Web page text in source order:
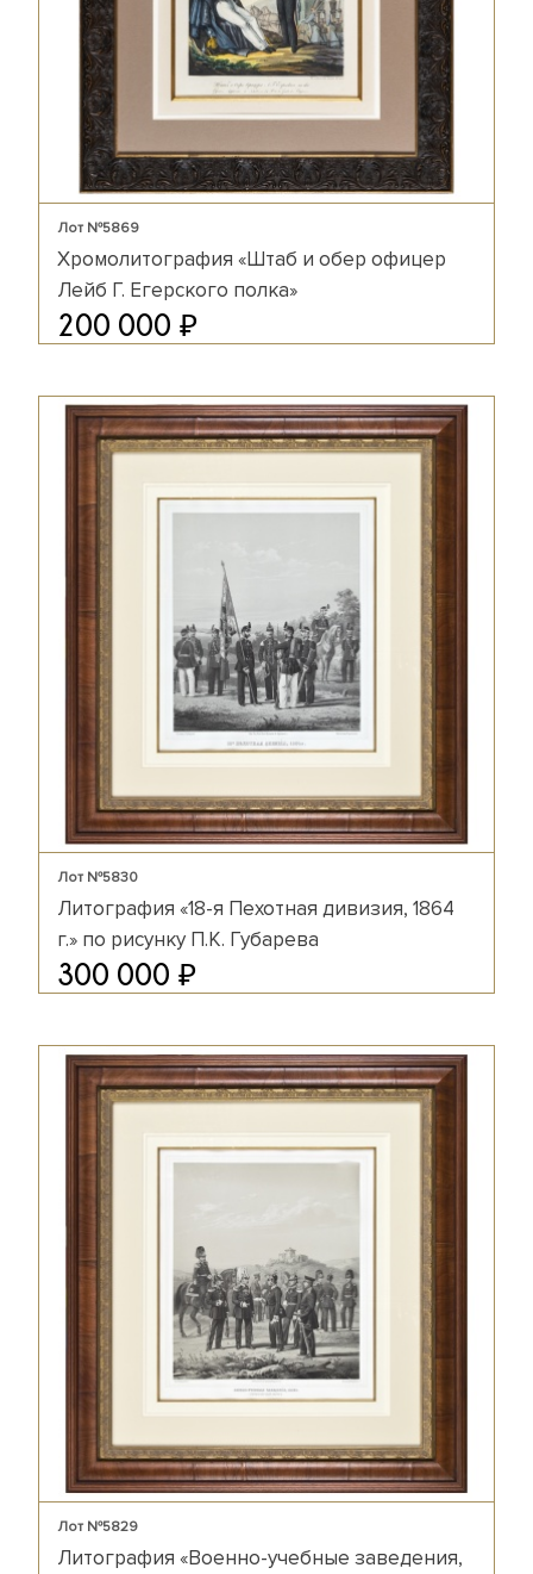
Лот №5869
Хромолитография «Штаб и обер офицер
Лейб Г. Егерского полка»
200 000 ₽
Лот №5830
Литография «18-я Пехотная дивизия, 1864
г.» по рисунку П.К. Губарева
300 000 ₽
Лот №5829
Литография «Военно-учебные заведения,